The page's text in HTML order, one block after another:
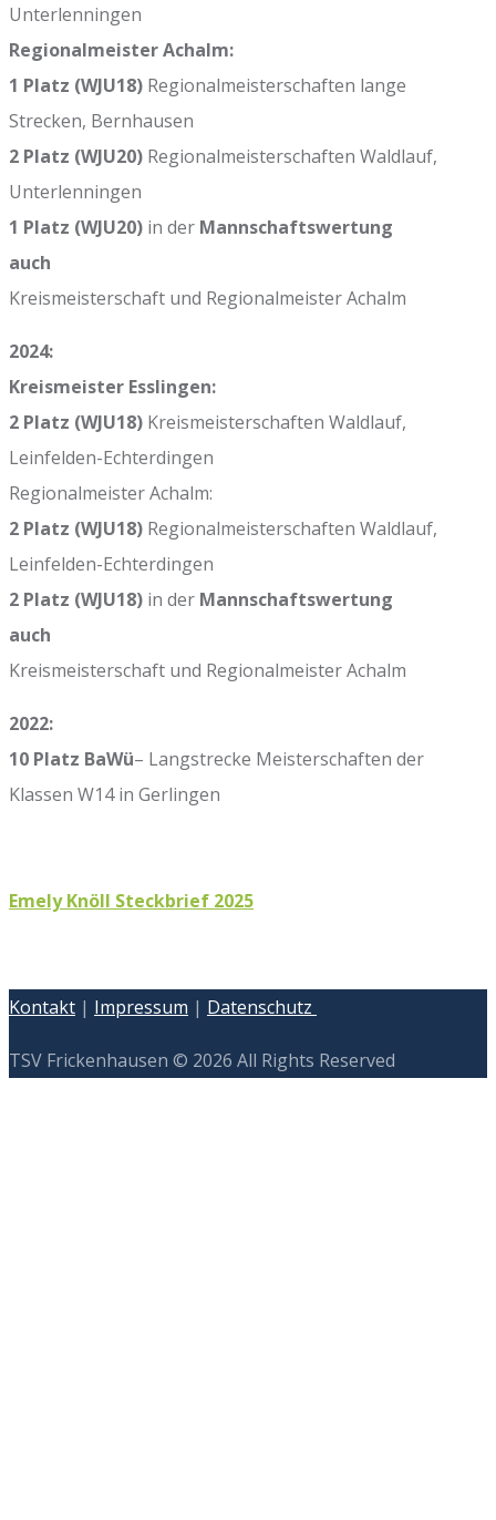
Unterlenningen
Regionalmeister Achalm:
1 Platz (WJU18) Regionalmeisterschaften lange
Strecken, Bernhausen
2 Platz (WJU20) Regionalmeisterschaften Waldlauf,
Unterlenningen
1 Platz (WJU20) in der Mannschaftswertung
auch
Kreismeisterschaft und Regionalmeister Achalm
2024:
Kreismeister Esslingen:
2 Platz (WJU18) Kreismeisterschaften Waldlauf,
Leinfelden-Echterdingen
Regionalmeister Achalm:
2 Platz (WJU18) Regionalmeisterschaften Waldlauf,
Leinfelden-Echterdingen
2 Platz (WJU18) in der Mannschaftswertung
auch
Kreismeisterschaft und Regionalmeister Achalm
2022:
10 Platz BaWü– Langstrecke Meisterschaften der
Klassen W14 in Gerlingen
Emely Knöll Steckbrief 2025
Kontakt | Impressum | Datenschutz
TSV Frickenhausen © 2026 All Rights Reserved